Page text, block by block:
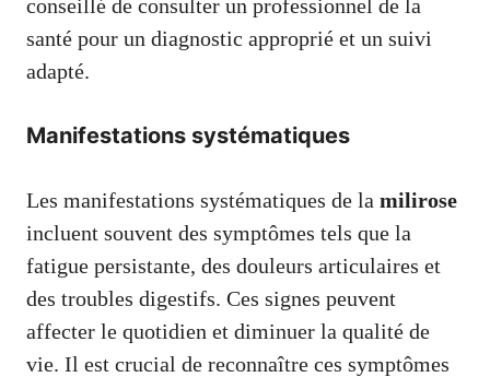
conseillé de consulter un professionnel de la
santé pour un diagnostic approprié et un suivi
adapté.
Manifestations systématiques
Les manifestations systématiques de la milirose
incluent souvent des symptômes tels que la
fatigue persistante, des douleurs articulaires et
des troubles digestifs. Ces signes peuvent
affecter le quotidien et diminuer la qualité de
vie. Il est crucial de reconnaître ces symptômes